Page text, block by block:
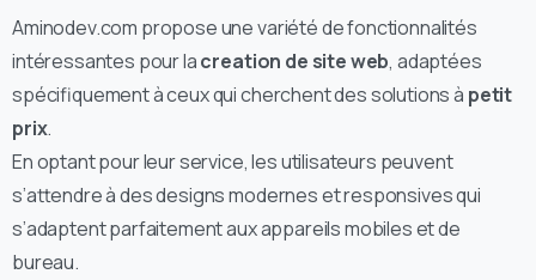
Aminodev.com propose une variété de fonctionnalités
intéressantes pour lacreation de site web, adaptées
spécifiquement à ceux qui cherchent des solutions à petit
prix.
En optant pour leur service, les utilisateurs peuvent
s’attendre à des designs modernes et responsives qui
s’adaptent parfaitement aux appareils mobiles et de
bureau.